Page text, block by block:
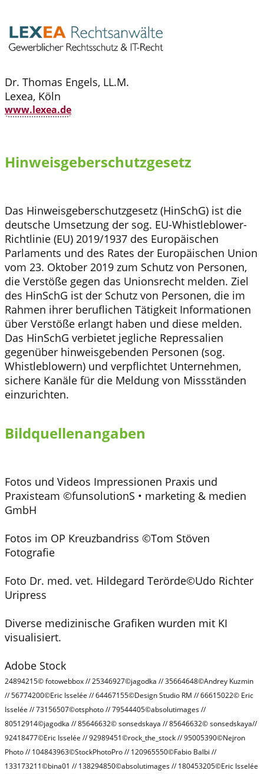
Dr. Thomas Engels, LL.M.
Lexea, Köln
www.lexea.de
Hinweisgeberschutzgesetz
Das Hinweisgeberschutzgesetz (HinSchG) ist die
deutsche Umsetzung der sog. EU-Whistleblower-
Richtlinie (EU) 2019/1937 des Europäischen
Parlaments und des Rates der Europäischen Union
vom 23. Oktober 2019 zum Schutz von Personen,
die Verstöße gegen das Unionsrecht melden. Ziel
des HinSchG ist der Schutz von Personen, die im
Rahmen ihrer beruflichen Tätigkeit Informationen
über Verstöße erlangt haben und diese melden.
Das HinSchG verbietet jegliche Repressalien
gegenüber hinweisgebenden Personen (sog.
Whistleblowern) und verpflichtet Unternehmen,
sichere Kanäle für die Meldung von Missständen
einzurichten.
Bildquellenangaben
Fotos und Videos Impressionen Praxis und
Praxisteam ©funsolutionS • marketing & medien
GmbH
Fotos im OP Kreuzbandriss ©Tom Stöven
Fotografie
Foto Dr. med. vet. Hildegard Terörde©Udo Richter
Uripress
Diverse medizinische Grafiken wurden mit KI
visualisiert.
Adobe Stock
24894215© fotowebbox // 25346927©jagodka // 35664648©Andrey Kuzmin
// 56774200©Eric Isselée // 64467155©Design Studio RM // 66615022© Eric
Isselée // 73156507©otsphoto // 79544405©absolutimages //
80512914©jagodka // 85646632© sonsedskaya // 85646632© sonsedskaya//
92418477©Eric Isselée // 92989451©rock_the_stock // 95005390©Nejron
Photo // 104843963©StockPhotoPro // 120965550©Fabio Balbi //
133173211©bina01 // 138294850©absolutimages // 180453205©Eric Isselée